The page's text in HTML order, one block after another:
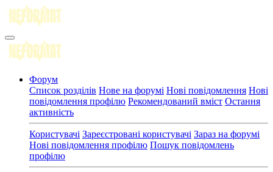
Форум
Список розділів Нове на форумі Нові повідомлення Нові
повідомлення профілю Рекомендований вміст Остання
активність
Користувачі Зареєстровані користувачі Зараз на форумі
Нові повідомлення профілю Пошук повідомлень
профілю